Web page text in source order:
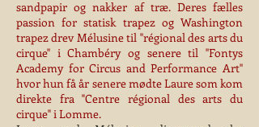
sandpapir og nakker af træ. Deres fælles
passion for statisk trapez og Washington
trapez drev Mélusine til ''régional des arts du
cirque'' i Chambéry og senere til ''Fontys
Academy for Circus and Performance Art''
hvor hun få år senere mødte Laure som kom
direkte fra "Centre régional des arts du
cirque" i Lomme.